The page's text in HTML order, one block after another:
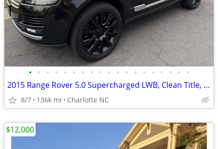
• • • • • • • • • • • • • • • • • • •
2015 Range Rover 5.0 Supercharged LWB, Clean Title, BLACKED-OUT!!
8/7 136k mi Charlotte NC
$12,000